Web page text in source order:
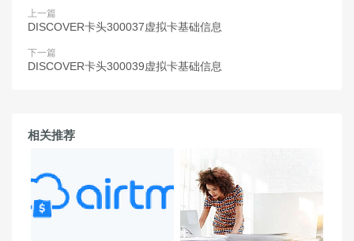
上一篇
DISCOVER卡头300037虚拟卡基础信息
下一篇
DISCOVER卡头300039虚拟卡基础信息
相关推荐